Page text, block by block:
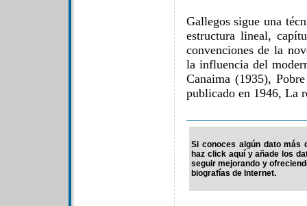
Gallegos sigue una
estructura lineal,
convenciones de la
la influencia del
Canaima (1935),
publicado en 1946, La
Si conoces algún dato más
haz click aquí y añade los
seguir mejorando y
biografías de Internet.